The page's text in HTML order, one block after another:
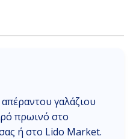
γαλάζιου
πρωινό στο
ή στο Lido Market.